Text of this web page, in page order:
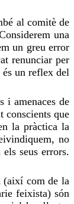
al comitè de
una
un greu error
renunciar per
un reflex del
i amenaces de
conscients que
la pràctica la
no
els seus errors.
(així com de la
feixista) són